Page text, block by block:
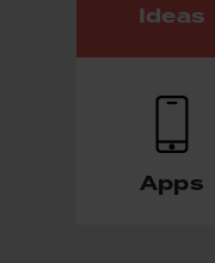
Ideas
Apps